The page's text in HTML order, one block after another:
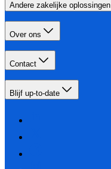
Andere zakelijke oplossingen
Over ons
Contact
Blijf up-to-date